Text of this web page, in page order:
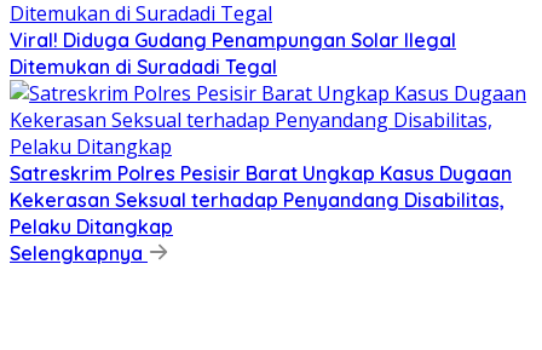
Viral! Diduga Gudang Penampungan Solar Ilegal
Ditemukan di Suradadi Tegal
Satreskrim Polres Pesisir Barat Ungkap Kasus Dugaan
Kekerasan Seksual terhadap Penyandang Disabilitas,
Pelaku Ditangkap
Selengkapnya